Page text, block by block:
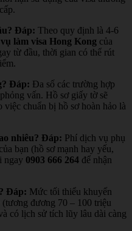
Đáp: Theo quy định là 4-6
làm visa Hong Kong của
từ đầu, thời gian có thể rút
Đáp: Đa số các trường hợp
vấn. Hồ sơ giấy tờ sẽ
chuẩn bị hồ sơ hoàn hảo là
nhiêu? Đáp: Phí dịch vụ phụ
bạn (hồ sơ mạnh hay yếu,
ngay 0903 666 264 để nhận
Đáp: Mức tối thiểu khuyến
đương 70 – 100 triệu
có lịch sử tích lũy lâu dài càng